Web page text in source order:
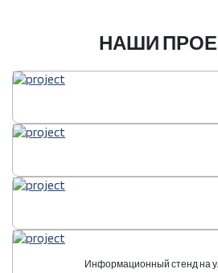
НАШИ
Информационный стенд на